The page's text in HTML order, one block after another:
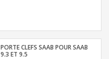
PORTE CLEFS SAAB POUR SAAB
9.3 ET 9.5